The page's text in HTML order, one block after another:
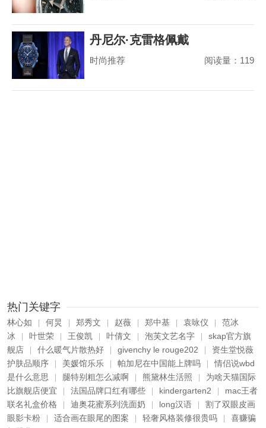
丹尼尔·克雷格佩戴
MoonSwatch 出席美国国
时尚推荐 阅读量：119
热门关键字
林心如 何炅 郑秀文 赵薇 郑中基 袁咏仪
范冰
冰
叶世荣 王俊凯 叶倩文 泡芙文艺名字
skap官方旗
舰店
什么暖气片散热好 givenchy le rouge202
资生堂悦薇
护肤品顺序
美媛馆乐乐 帕加尼在中国能上牌吗
情侣说wbd
是什么意思
腿特别粗怎么减啊 熊黛林生活照
为啥天猫国际
比旗舰店便宜
法国品牌口红有哪些 kindergarten2
mac王者
联名礼盒价格
迪奥花蜜系列洗面奶 long汉语
割了双眼皮画
眼影卡粉
适合画在眼尾的图案 轻奢风格装修很贵吗
喜赚骗